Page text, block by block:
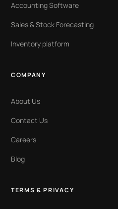
Accounting Software
Sales & Stock Forecasting
Inventory platform
COMPANY
About Us
Contact Us
Careers
Blog
TERMS & PRIVACY